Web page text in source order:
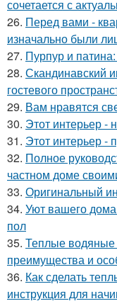
сочетается с
26. Перед вами -
изначально были
27. Пурпур и
28. Скандинавский
гостевого
29. Вам нравятся
30. Этот интерьер -
31. Этот интерьер
32. Полное
частном доме
33. Оригинальный
34. Уют вашего
пол
35. Теплые
преимущества и
36. Как сделать
инструкция для